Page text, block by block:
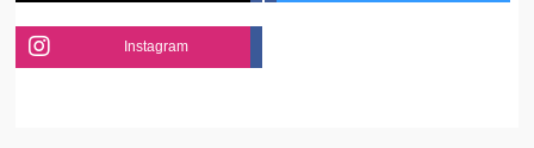
Instagram